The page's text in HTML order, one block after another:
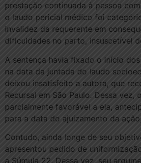
prestação continuada à pessoa
o laudo pericial médico foi
invalidez da requerente em
dificuldades no parto, insuscetível
A sentença havia fixado o início
na data da juntada do laudo
deixou insatisfeito a autora, que
Recursal em São Paulo. Dessa vez,
parcialmente favorável a ela,
para a data do ajuizamento da
Contudo, ainda longe de seu
apresentou pedido de
a Súmula 22. Dessa vez, seu